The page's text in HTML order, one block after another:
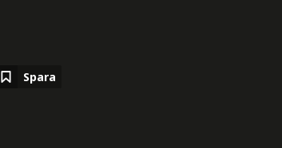
Spara